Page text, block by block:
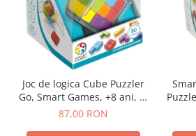
Joc de logica Cube Puzzler
Go, Smart Games, +8 ani, lb
romana
87,00 RON
de